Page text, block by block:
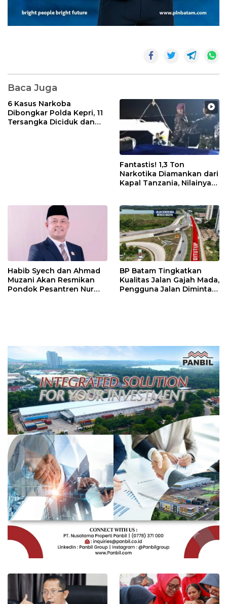
Baca Juga
6 Kasus Narkoba
Dibongkar Polda Kepri, 11
Tersangka Diciduk dan
Fantastis! 1,3 Ton
Narkotika Diamankan dari
Kapal Tanzania, Nilainya
Habib Syech dan Ahmad
Muzani Akan Resmikan
Pondok Pesantren Nur
BP Batam Tingkatkan
Kualitas Jalan Gajah Mada,
Pengguna Jalan Diminta